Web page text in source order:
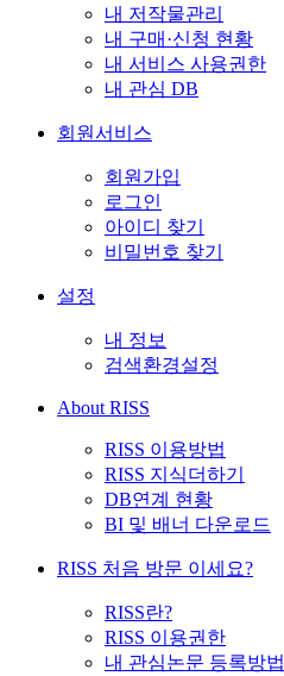
내 저작물관리
내 구매·신청 현황
내 서비스 사용권한
내 관심 DB
회원서비스
회원가입
로그인
아이디 찾기
비밀번호 찾기
설정
내 정보
검색환경설정
About RISS
RISS 이용방법
RISS 지식더하기
DB연계 현황
BI 및 배너 다운로드
RISS 처음 방문 이세요?
RISS란?
RISS 이용권한
내 관심논문 등록방법